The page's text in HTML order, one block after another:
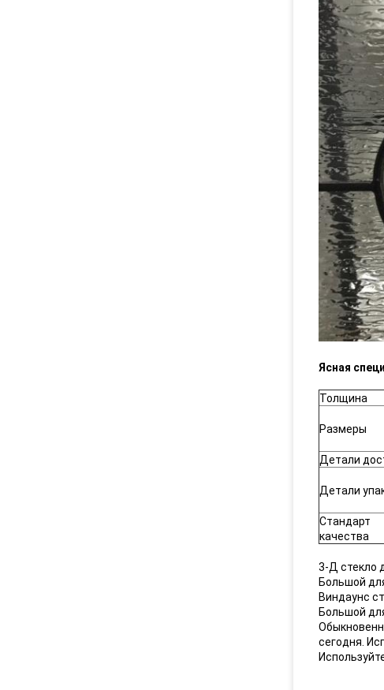
Ясная
Толщина
Размеры
Детали
Детали
Стандарт
качества
3-Д стекло
Большой
Виндаунс
Большой
сегодня.